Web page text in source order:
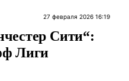
27 февраля 2026 16:19
Сити“:
Лиги